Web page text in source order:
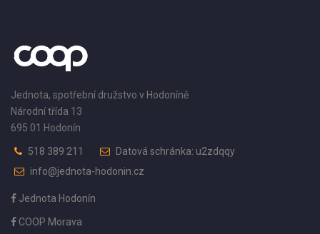
Jednota, spotřební družstvo v Hodoníně
Národní třída 13
695 01 Hodonín
518 389 211
Datová schránka: u2zdqqy
info@jednota-hodonin.cz
Jednota Hodonín
COOP Morava